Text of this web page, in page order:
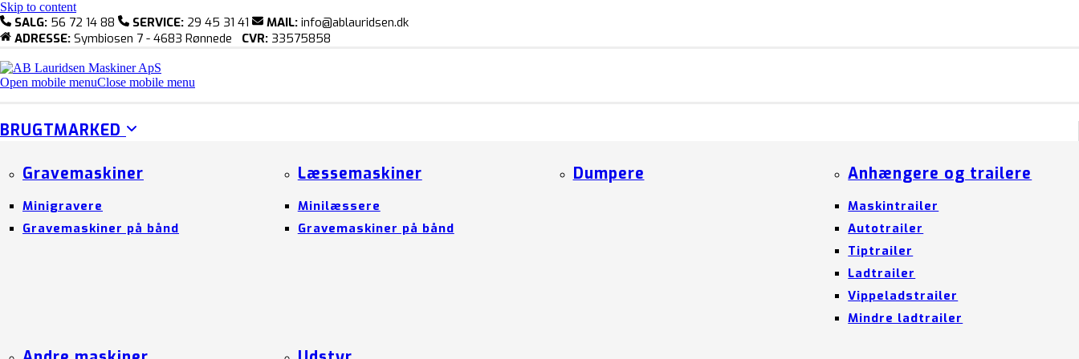
Skip to content
SALG: 56 72 14 88 SERVICE: 29 45 31 41 MAIL: info@ablauridsen.dk
ADRESSE: Symbiosen 7 - 4683 Rønnede CVR: 33575858
Open mobile menuClose mobile menu
BRUGTMARKED
Gravemaskiner
Minigravere
Gravemaskiner på bånd
Læssemaskiner
Minilæssere
Gravemaskiner på bånd
Dumpere Anhængere og trailere
Maskintrailer
Autotrailer
Tiptrailer
Ladtrailer
Vippeladstrailer
Mindre ladtrailer